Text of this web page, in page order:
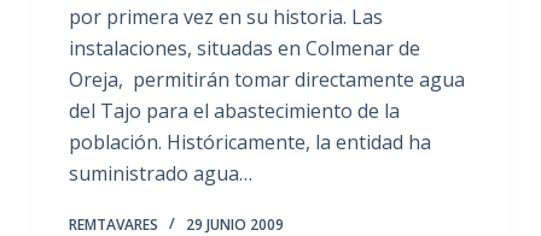
por primera vez en su historia. Las
instalaciones, situadas en Colmenar de
Oreja, permitirán tomar directamente agua
del Tajo para el abastecimiento de la
población. Históricamente, la entidad ha
suministrado agua…
REMTAVARES 29 JUNIO 2009